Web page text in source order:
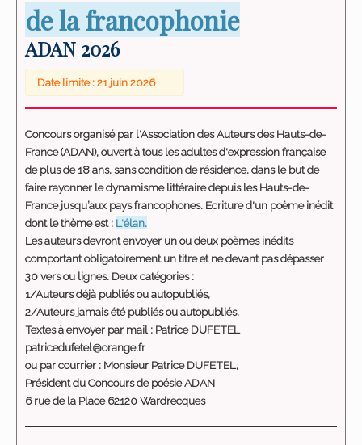
de la francophonie
ADAN 2026
Date limite : 21 juin 2026
Concours organisé par l'Association des Auteurs des Hauts-de-
France (ADAN), ouvert à tous les adultes d'expression française
de plus de 18 ans, sans condition de résidence, dans le but de
faire rayonner le dynamisme littéraire depuis les Hauts-de-
France jusqu’aux pays francophones. Ecriture d'un poème inédit
dont le thème est : L'élan.
Les auteurs devront envoyer un ou deux poèmes inédits
comportant obligatoirement un titre et ne devant pas dépasser
30 vers ou lignes. Deux catégories :
1/Auteurs déjà publiés ou autopubliés,
2/Auteurs jamais été publiés ou autopubliés.
Textes à envoyer par mail : Patrice DUFETEL
patricedufetel@orange.fr
ou par courrier : Monsieur Patrice DUFETEL,
Président du Concours de poésie ADAN
6 rue de la Place 62120 Wardrecques